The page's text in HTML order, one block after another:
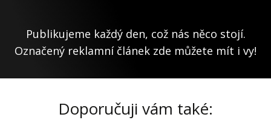
Publikujeme každý den, což nás něco stojí.
Označený reklamní článek zde můžete mít i vy!
Doporučuji vám také: